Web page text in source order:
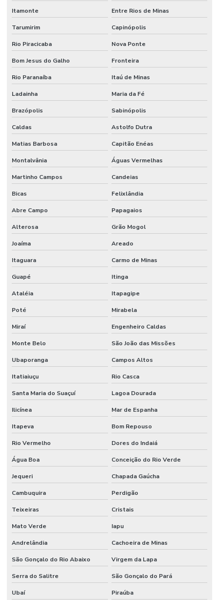
Itamonte Entre Rios de Minas
Tarumirim Capinópolis
Rio Piracicaba Nova Ponte
Bom Jesus do Galho Fronteira
Rio Paranaíba Itaú de Minas
Ladainha Maria da Fé
Brazópolis Sabinópolis
Caldas Astolfo Dutra
Matias Barbosa Capitão Enéas
Montalvânia Águas Vermelhas
Martinho Campos Candeias
Bicas Felixlândia
Abre Campo Papagaios
Alterosa Grão Mogol
Joaíma Areado
Itaguara Carmo de Minas
Guapé Itinga
Ataléia Itapagipe
Poté Mirabela
Miraí Engenheiro Caldas
Monte Belo São João das Missões
Ubaporanga Campos Altos
Itatiaiuçu Rio Casca
Santa Maria do Suaçuí Lagoa Dourada
Ilicínea Mar de Espanha
Itapeva Bom Repouso
Rio Vermelho Dores do Indaiá
Água Boa Conceição do Rio Verde
Jequeri Chapada Gaúcha
Cambuquira Perdigão
Teixeiras Cristais
Mato Verde Iapu
Andrelândia Cachoeira de Minas
São Gonçalo do Rio Abaixo Virgem da Lapa
Serra do Salitre São Gonçalo do Pará
Ubaí Piraúba